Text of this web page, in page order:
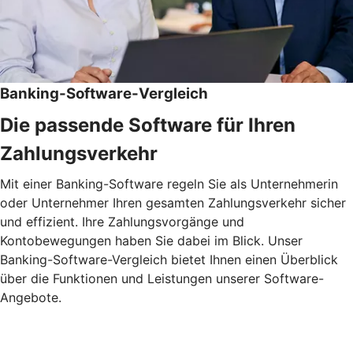
Banking-Software-Vergleich
Die passende Software für Ihren
Zahlungsverkehr
Mit einer Banking-Software regeln Sie als Unternehmerin
oder Unternehmer Ihren gesamten Zahlungsverkehr sicher
und effizient. Ihre Zahlungsvorgänge und
Kontobewegungen haben Sie dabei im Blick. Unser
Banking-Software-Vergleich bietet Ihnen einen Überblick
über die Funktionen und Leistungen unserer Software-
Angebote.